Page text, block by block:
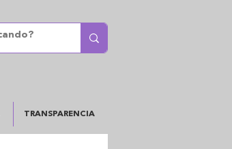
TRANSPARENCIA